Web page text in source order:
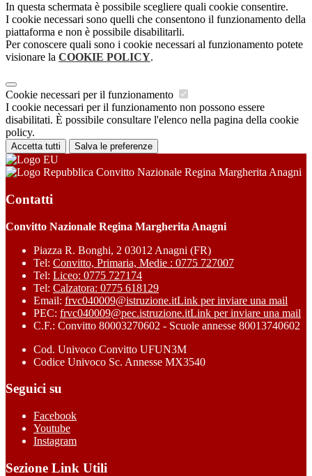
In questa schermata è possibile scegliere quali cookie consentire.
I cookie necessari sono quelli che consentono il funzionamento della
piattaforma e non è possibile disabilitarli.
Per conoscere quali sono i cookie necessari al funzionamento potete
visionare la COOKIE POLICY.
Cookie necessari per il funzionamento
I cookie necessari per il funzionamento non possono essere
disabilitati. È possibile consultare l'elenco nella pagina della cookie
policy.
Accetta tutti Salva le preferenze
Convitto Nazionale Regina Margherita Anagni
Contatti
Convitto Nazionale Regina Margherita Anagni
Piazza R. Bonghi, 2 03012 Anagni (FR)
Tel: Convitto, Primaria, Medie : 0775 727007
Tel: Liceo: 0775 727174
Tel: Calzatora: 0775 618129
Email: frvc040009@istruzione.itLink per inviare una mail
PEC: frvc040009@pec.istruzione.itLink per inviare una mail
C.F.: Convitto 80003270602 - Scuole annesse 80013740602
Cod. Univoco Convitto UFUN3M
Codice Univoco Sc. Annesse MX3540
Seguici su
Facebook
Youtube
Instagram
Sezione Link Utili